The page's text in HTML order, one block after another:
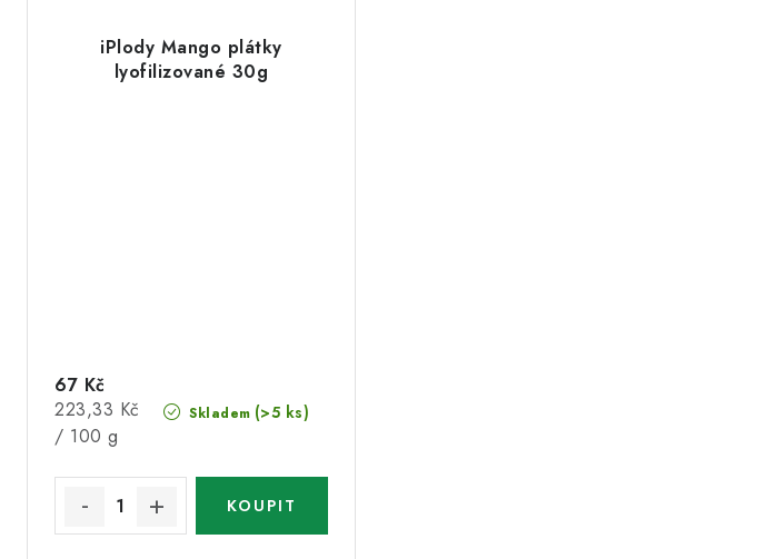
iPlody Mango plátky
lyofilizované 30g
Skladem (>5 ks)
67 Kč
Měrná
cena:
223,33 Kč
/ 100 g